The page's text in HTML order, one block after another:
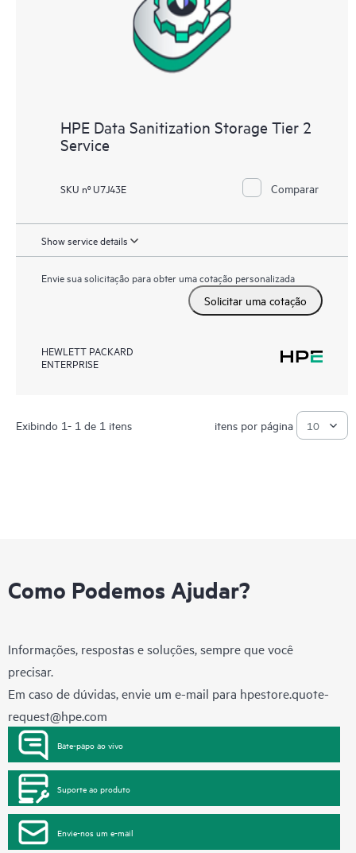
HPE Data Sanitization Storage Tier 2
Service
SKU nº U7J43E Comparar
Show service details
Envie sua solicitação para obter uma cotação personalizada
Solicitar uma cotação
HEWLETT PACKARD
ENTERPRISE
Exibindo 1- 1 de 1 itens itens por página
Como Podemos Ajudar?
Informações, respostas e soluções, sempre que você
precisar.
Em caso de dúvidas, envie um e-mail para hpestore.quote-
request@hpe.com
Bate-papo ao vivo
Suporte ao produto
Envie-nos um e-mail